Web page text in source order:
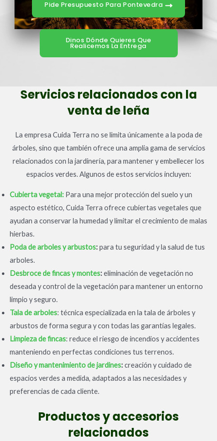
Pide Presupuesto Para Pontevedra
Dinos Dónde Quieres Que
Realicemos La Entrega
Servicios relacionados con la
venta de leña
La empresa Cuida Terra no se limita únicamente a la poda de
árboles, sino que también ofrece una amplia gama de servicios
relacionados con la jardinería, para mantener y embellecer los
espacios verdes. Algunos de estos servicios incluyen:
Cubierta vegetal: Para una mejor protección del suelo y un
aspecto estético, Cuida Terra ofrece cubiertas vegetales que
ayudan a conservar la humedad y limitar el crecimiento de malas
hierbas.
Poda de arboles y arbustos:para tu seguridad y la salud de tus
arboles.
Desbroce de fincas y montes:eliminación de vegetación no
deseada y control de la vegetación para mantener un entorno
limpio y seguro.
Tala de arboles: técnica especializada en la tala de árboles y
arbustos de forma segura y con todas las garantías legales.
Limpieza de fincas: reduce el riesgo de incendios y accidentes
manteniendo en perfectas condiciones tus terrenos.
Diseño y mantenimiento de jardines:creación y cuidado de
espacios verdes a medida, adaptados a las necesidades y
preferencias de cada cliente.
Productos y accesorios
relacionados